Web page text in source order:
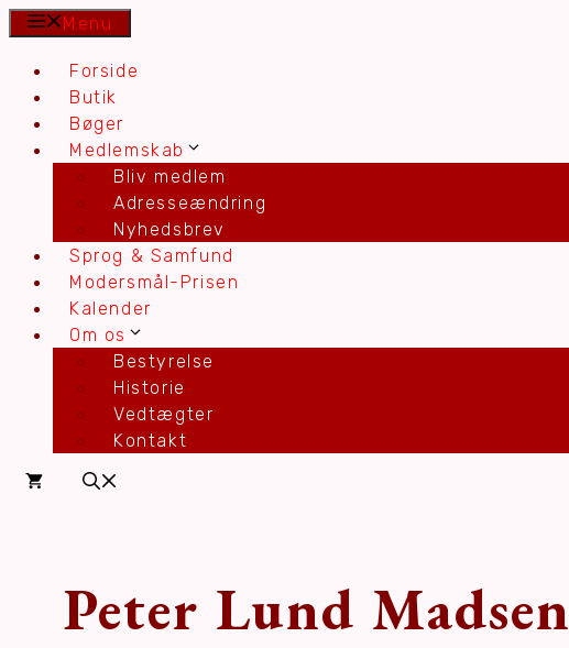
Hop
indhold
Menu
Forside
Butik
Bøger
Medlemskab
Bliv medlem
Adresseændring
Nyhedsbrev
Sprog & Samfund
Modersmål-Prisen
Kalender
Om os
Bestyrelse
Historie
Vedtægter
Kontakt
Peter Lund Madsen